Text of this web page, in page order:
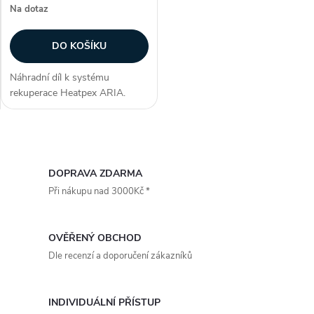
r
o
d
u
r
o
d
Na dotaz
DO KOŠÍKU
Náhradní díl k systému
rekuperace Heatpex ARIA.
Komponenta distribučního
kompletní distribuční...
DOPRAVA ZDARMA
Při nákupu nad 3000Kč *
OVĚŘENÝ OBCHOD
Dle recenzí a doporučení zákazníků
INDIVIDUÁLNÍ PŘÍSTUP